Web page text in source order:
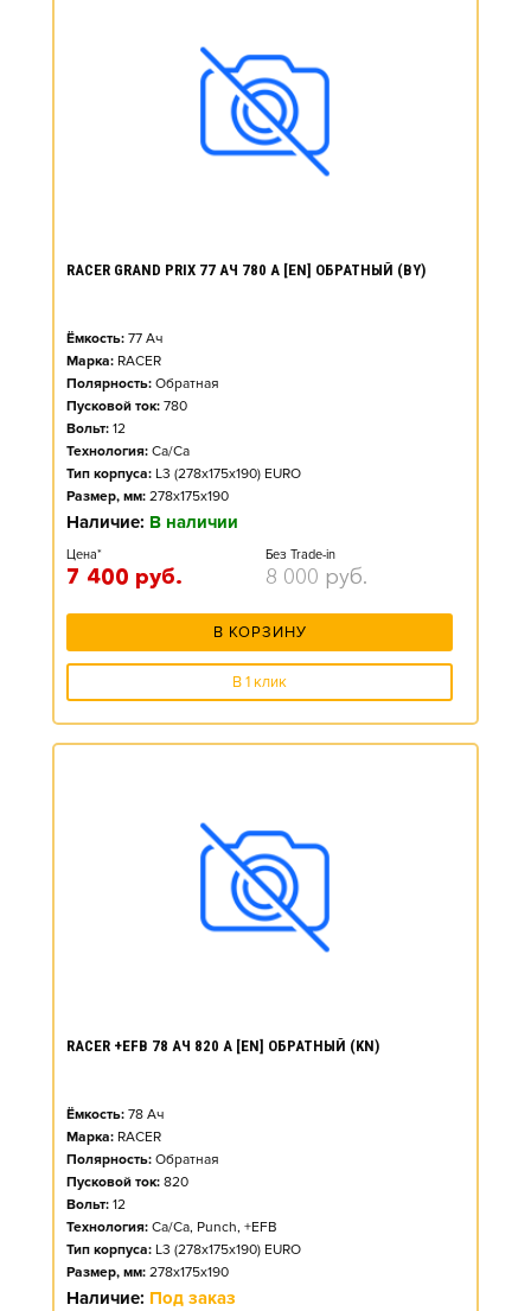
RACER GRAND PRIX 77 АЧ 780 А [EN] ОБРАТНЫЙ (BY)
Ёмкость: 77 Ач
Марка: RACER
Полярность: Обратная
Пусковой ток: 780
Вольт: 12
Технология: Ca/Ca
Тип корпуса: L3 (278x175x190) EURO
Размер, мм: 278x175x190
Наличие: В наличии
Цена*
7 400 руб.
Без Trade-in
8 000 руб.
В КОРЗИНУ
В 1 клик
RACER +EFB 78 АЧ 820 А [EN] ОБРАТНЫЙ (KN)
Ёмкость: 78 Ач
Марка: RACER
Полярность: Обратная
Пусковой ток: 820
Вольт: 12
Технология: Ca/Ca, Punch, +EFB
Тип корпуса: L3 (278x175x190) EURO
Размер, мм: 278x175x190
Наличие: Под заказ